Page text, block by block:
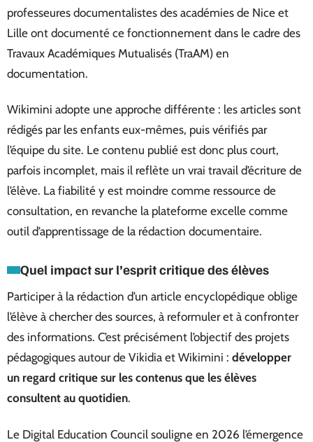
professeures documentalistes des académies de Nice et
Lille ont documenté ce fonctionnement dans le cadre des
Travaux Académiques Mutualisés (TraAM) en
documentation.
Wikimini adopte une approche différente : les articles sont
rédigés par les enfants eux-mêmes, puis vérifiés par
l’équipe du site. Le contenu publié est donc plus court,
parfois incomplet, mais il reflète un vrai travail d’écriture de
l’élève. La fiabilité y est moindre comme ressource de
consultation, en revanche la plateforme excelle comme
outil d’apprentissage de la rédaction documentaire.
Quel impact sur l’esprit critique des élèves
Participer à la rédaction d’un article encyclopédique oblige
l’élève à chercher des sources, à reformuler et à confronter
des informations. C’est précisément l’objectif des projets
pédagogiques autour de Vikidia et Wikimini : développer
un regard critique sur les contenus que les élèves
consultent au quotidien.
Le Digital Education Council souligne en 2026 l’émergence